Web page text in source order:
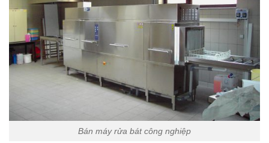
Bán máy rửa bát công nghiệp